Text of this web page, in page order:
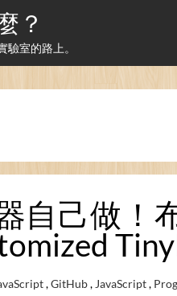
？
室的路上。
自己做！
,GitHub, JavaScript,